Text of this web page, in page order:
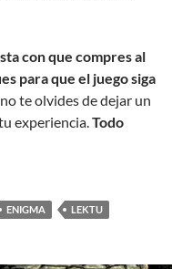
con que compres al
para que el juego siga
te olvides de dejar un
experiencia.Todo
ENIGMA LEKTU